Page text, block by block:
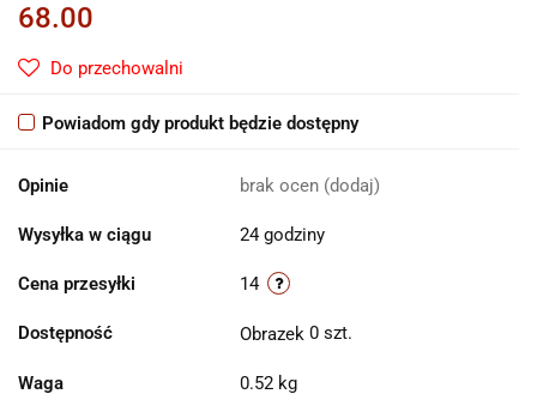
68.00
Do przechowalni
Powiadom gdy produkt będzie dostępny
Opinie brak ocen (dodaj)
Wysyłka w ciągu 24 godziny
Cena przesyłki 14
Dostępność 0 szt.
Waga 0.52 kg